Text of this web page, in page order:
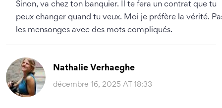
Sinon, va chez ton banquier. Il te fera un contrat que tu
peux changer quand tu veux. Moi je préfère la vérité.
les mensonges avec des mots compliqués.
Nathalie Verhaeghe
décembre 16, 2025 AT 18:33